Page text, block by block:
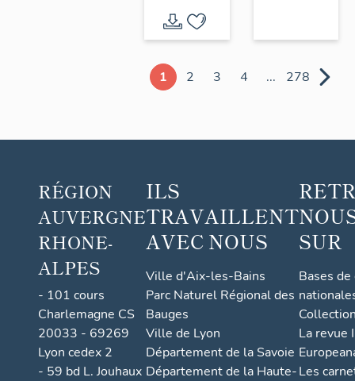
1 2 3 4 ... 278
RÉGION
AUVERGNE
RHONE-
ALPES
- 101 cours
Charlemagne CS
20033 - 69269
Lyon cedex 2
- 59 bd L. Jouhaux
ILS
TRAVAILLENT
AVEC NOUS
Ville d'Aix-les-Bains
Parc Naturel Régional des
Bauges
Ville de Lyon
Département de la Savoie
Département de la Haute-
SUR
Bases
La revue
Les